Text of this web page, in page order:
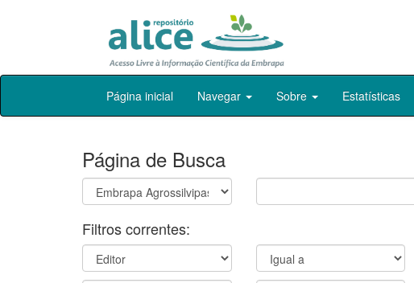
Skip
Página inicial Navegar Sobre Estatísticas
Página de Busca
Filtros correntes: